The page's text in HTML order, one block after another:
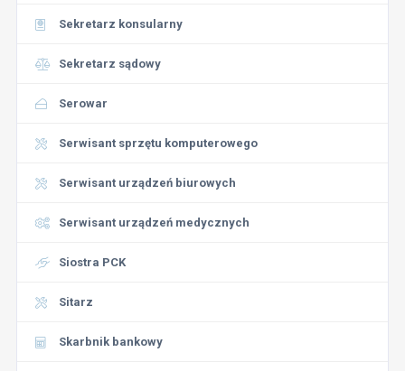
Sekretarz konsularny
Sekretarz sądowy
Serowar
Serwisant sprzętu komputerowego
Serwisant urządzeń biurowych
Serwisant urządzeń medycznych
Siostra PCK
Sitarz
Skarbnik bankowy